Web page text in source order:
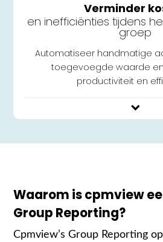
Verminder
en inefficiënties tijdens
groep
Automatiseer handmatige
toegevoegde waarde
productiviteit en
Waarom is cpmview
Group Reporting?
Cpmview’s Group Reporting